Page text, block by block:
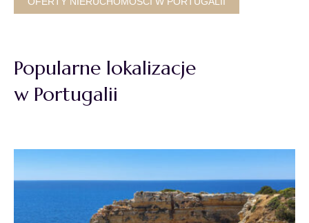
Popularne lokalizacje
w Portugalii